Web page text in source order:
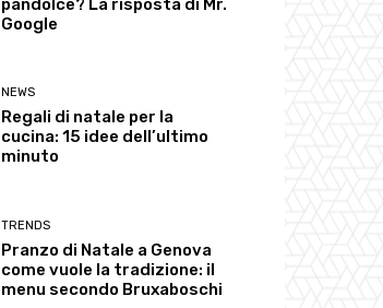
pandolce? La risposta di Mr.
Google
NEWS
Regali di natale per la
cucina: 15 idee dell’ultimo
minuto
TRENDS
Pranzo di Natale a Genova
come vuole la tradizione: il
menu secondo Bruxaboschi